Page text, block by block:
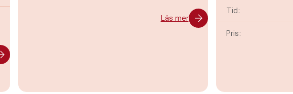
Läs mer
Tid:
Pris: